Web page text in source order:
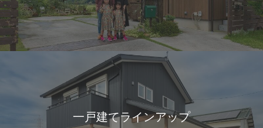
一戸建てラインアップ